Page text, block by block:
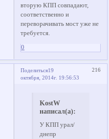
вторую КПП совпадают,
соответственно и
переворачивать мост уже не
требуется.
0
Поделиться 216
19
октября, 2014г. 19:56:53
KostW
написал(а):
У КПП урал/
днепр